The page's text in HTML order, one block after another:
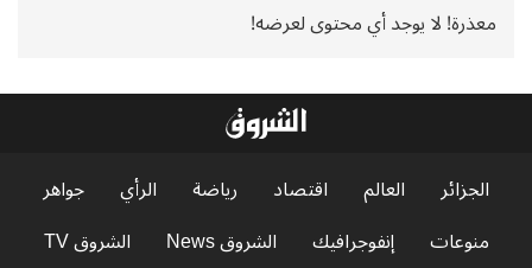
معذرة! لا يوجد أي محتوى لعرضه!
الجزائر العالم اقتصاد رياضة الرأي
جواهر
منوعات
إنفوجرافيك الشروق News
الشروق TV